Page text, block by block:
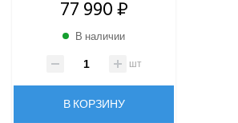
Samsung
ULTIMA COMFORT
77 990 ₽
В наличии
шт
В КОРЗИНУ